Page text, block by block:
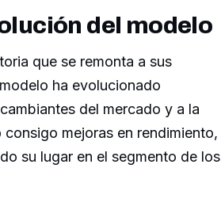
del modelo
que se remonta a sus
ha evolucionado
del mercado y a la
mejoras en rendimiento,
su lugar en el segmento de los